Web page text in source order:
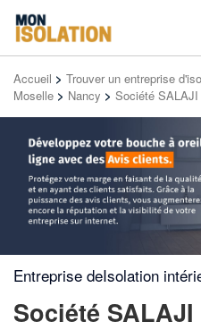
Accueil > Trouver un entreprise
Moselle > Nancy > Société
Entreprise deIsolation
Société SALAJI